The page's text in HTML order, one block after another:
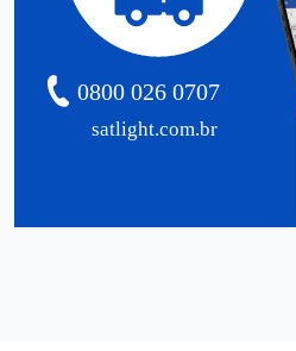
satlight.com.br
0800 026 0707